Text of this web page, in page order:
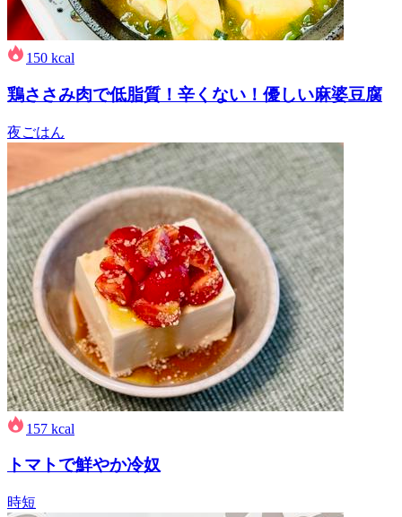
150 kcal
鶏ささみ肉で低脂質！辛くない！優しい麻婆豆腐
夜ごはん
157 kcal
トマトで鮮やか冷奴
時短